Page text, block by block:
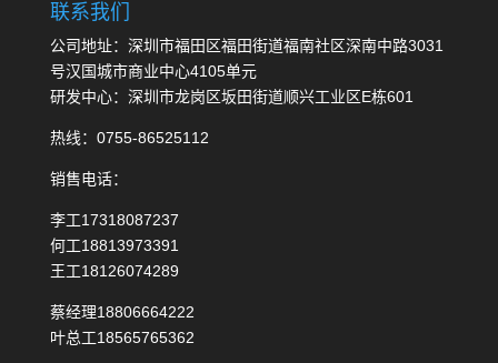
联系我们
公司地址：深圳市福田区福田街道福南社区深南中路3031
号汉国城市商业中心4105单元
研发中心：深圳市龙岗区坂田街道顺兴工业区E栋601
热线：0755-86525112
销售电话：
李工17318087237
何工18813973391
王工18126074289
蔡经理18806664222
叶总工18565765362